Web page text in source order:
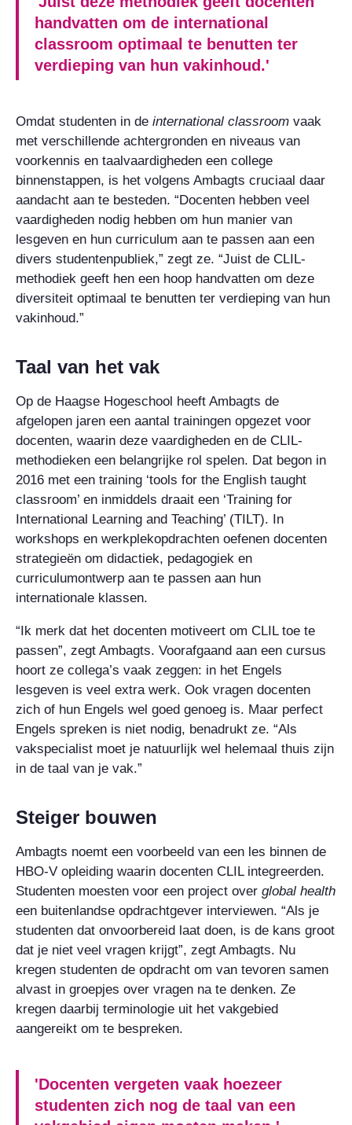
handvatten om de international
classroom optimaal te benutten ter
verdieping van hun vakinhoud.'
Omdat studenten in de international classroom vaak
met verschillende achtergronden en niveaus van
voorkennis en taalvaardigheden een college
binnenstappen, is het volgens Ambagts cruciaal daar
aandacht aan te besteden. “Docenten hebben veel
vaardigheden nodig hebben om hun manier van
lesgeven en hun curriculum aan te passen aan een
divers studentenpubliek,” zegt ze. “Juist de CLIL-
methodiek geeft hen een hoop handvatten om deze
diversiteit optimaal te benutten ter verdieping van hun
vakinhoud.”
Taal van het vak
Op de Haagse Hogeschool heeft Ambagts de
afgelopen jaren een aantal trainingen opgezet voor
docenten, waarin deze vaardigheden en de CLIL-
methodieken een belangrijke rol spelen. Dat begon in
2016 met een training ‘tools for the English taught
classroom’ en inmiddels draait een ‘Training for
International Learning and Teaching’ (TILT). In
workshops en werkplekopdrachten oefenen docenten
strategieën om didactiek, pedagogiek en
curriculumontwerp aan te passen aan hun
internationale klassen.
“Ik merk dat het docenten motiveert om CLIL toe te
passen”, zegt Ambagts. Voorafgaand aan een cursus
hoort ze collega’s vaak zeggen: in het Engels
lesgeven is veel extra werk. Ook vragen docenten
zich of hun Engels wel goed genoeg is. Maar perfect
Engels spreken is niet nodig, benadrukt ze. “Als
vakspecialist moet je natuurlijk wel helemaal thuis zijn
in de taal van je vak.”
Steiger bouwen
Ambagts noemt een voorbeeld van een les binnen de
HBO-V opleiding waarin docenten CLIL integreerden.
Studenten moesten voor een project over global health
een buitenlandse opdrachtgever interviewen. “Als je
studenten dat onvoorbereid laat doen, is de kans groot
dat je niet veel vragen krijgt”, zegt Ambagts. Nu
kregen studenten de opdracht om van tevoren samen
alvast in groepjes over vragen na te denken. Ze
kregen daarbij terminologie uit het vakgebied
aangereikt om te bespreken.
'Docenten vergeten vaak hoezeer
studenten zich nog de taal van een